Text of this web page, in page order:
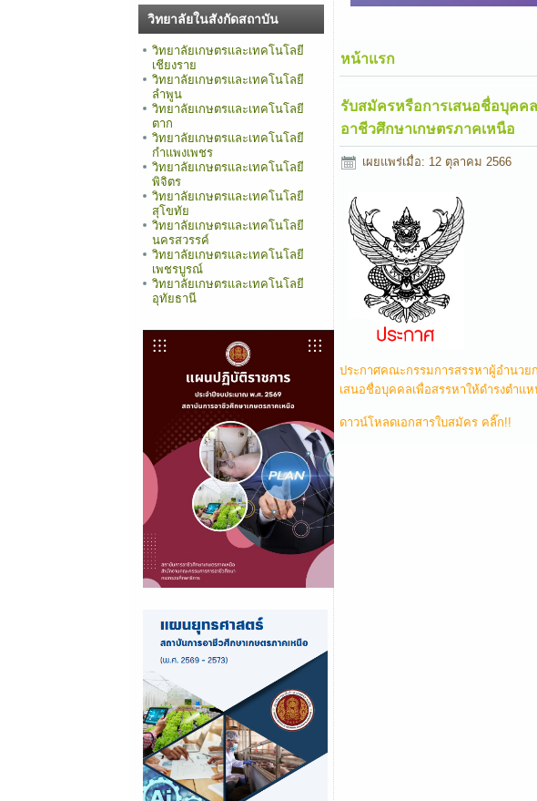
วิทยาลัยในสังกัดสถาบัน
วิทยาลัยเกษตรและเทคโนโลยี
เชียงราย
วิทยาลัยเกษตรและเทคโนโลยี
ลำพูน
วิทยาลัยเกษตรและเทคโนโลยี
ตาก
วิทยาลัยเกษตรและเทคโนโลยี
กำแพงเพชร
วิทยาลัยเกษตรและเทคโนโลยี
พิจิตร
วิทยาลัยเกษตรและเทคโนโลยี
สุโขทัย
วิทยาลัยเกษตรและเทคโนโลยี
นครสวรรค์
วิทยาลัยเกษตรและเทคโนโลยี
เพชรบูรณ์
วิทยาลัยเกษตรและเทคโนโลยี
อุทัยธานี
หน้าแรก
รับสมัครหรือการเสนอชื่อบุคค
อาชีวศึกษาเกษตรภาคเหนือ
เผยแพร่เมื่อ: 12 ตุลาคม 2566
ประกาศคณะกรรมการสรรหาผู้อำนวย
เสนอชื่อบุคคลเพื่อสรรหาให้ดำรงตำแ
ดาวน์โหลดเอกสารใบสมัคร คลิ๊ก!!